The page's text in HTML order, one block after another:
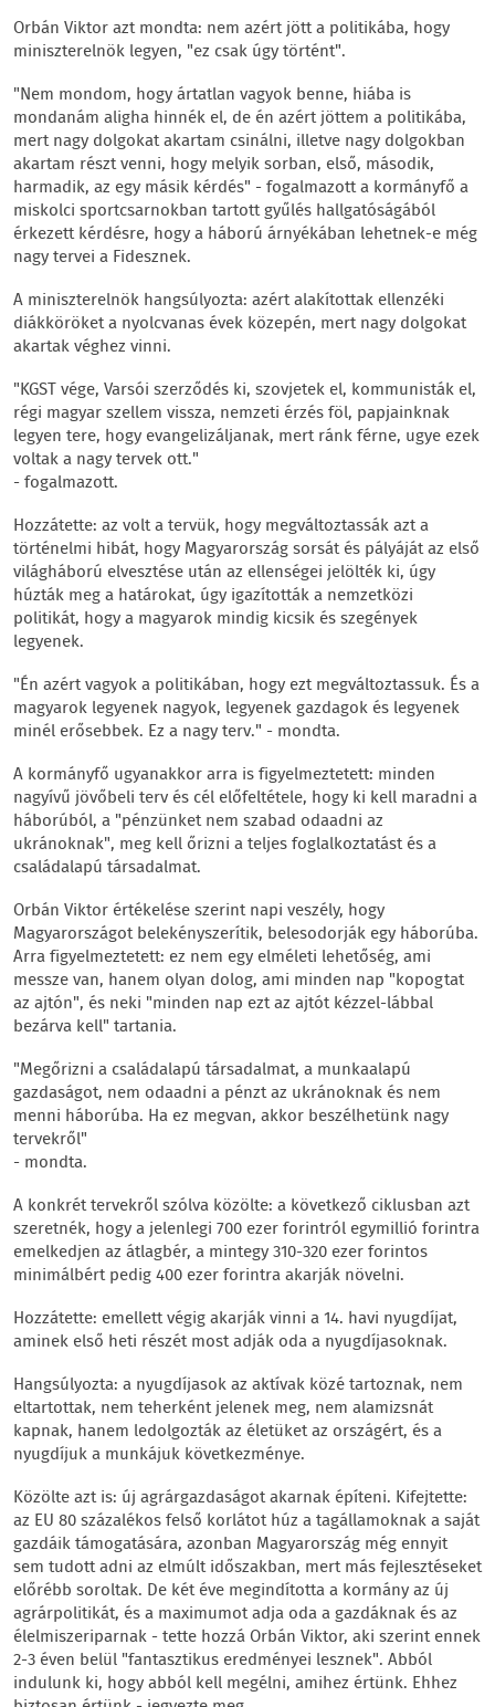
Orbán Viktor azt mondta: nem azért jött a politikába, hogy
miniszterelnök legyen, "ez csak úgy történt".
"Nem mondom, hogy ártatlan vagyok benne, hiába is
mondanám aligha hinnék el, de én azért jöttem a politikába,
mert nagy dolgokat akartam csinálni, illetve nagy dolgokban
akartam részt venni, hogy melyik sorban, első, második,
harmadik, az egy másik kérdés" - fogalmazott a kormányfő a
miskolci sportcsarnokban tartott gyűlés hallgatóságából
érkezett kérdésre, hogy a háború árnyékában lehetnek-e még
nagy tervei a Fidesznek.
A miniszterelnök hangsúlyozta: azért alakítottak ellenzéki
diákköröket a nyolcvanas évek közepén, mert nagy dolgokat
akartak véghez vinni.
"KGST vége, Varsói szerződés ki, szovjetek el, kommunisták el,
régi magyar szellem vissza, nemzeti érzés föl, papjainknak
legyen tere, hogy evangelizáljanak, mert ránk férne, ugye ezek
voltak a nagy tervek ott."
- fogalmazott.
Hozzátette: az volt a tervük, hogy megváltoztassák azt a
történelmi hibát, hogy Magyarország sorsát és pályáját az első
világháború elvesztése után az ellenségei jelölték ki, úgy
húzták meg a határokat, úgy igazították a nemzetközi
politikát, hogy a magyarok mindig kicsik és szegények
legyenek.
"Én azért vagyok a politikában, hogy ezt megváltoztassuk. És a
magyarok legyenek nagyok, legyenek gazdagok és legyenek
minél erősebbek. Ez a nagy terv." - mondta.
A kormányfő ugyanakkor arra is figyelmeztetett: minden
nagyívű jövőbeli terv és cél előfeltétele, hogy ki kell maradni a
háborúból, a "pénzünket nem szabad odaadni az
ukránoknak", meg kell őrizni a teljes foglalkoztatást és a
családalapú társadalmat.
Orbán Viktor értékelése szerint napi veszély, hogy
Magyarországot belekényszerítik, belesodorják egy háborúba.
Arra figyelmeztetett: ez nem egy elméleti lehetőség, ami
messze van, hanem olyan dolog, ami minden nap "kopogtat
az ajtón", és neki "minden nap ezt az ajtót kézzel-lábbal
bezárva kell" tartania.
"Megőrizni a családalapú társadalmat, a munkaalapú
gazdaságot, nem odaadni a pénzt az ukránoknak és nem
menni háborúba. Ha ez megvan, akkor beszélhetünk nagy
tervekről"
- mondta.
A konkrét tervekről szólva közölte: a következő ciklusban azt
szeretnék, hogy a jelenlegi 700 ezer forintról egymillió forintra
emelkedjen az átlagbér, a mintegy 310-320 ezer forintos
minimálbért pedig 400 ezer forintra akarják növelni.
Hozzátette: emellett végig akarják vinni a 14. havi nyugdíjat,
aminek első heti részét most adják oda a nyugdíjasoknak.
Hangsúlyozta: a nyugdíjasok az aktívak közé tartoznak, nem
eltartottak, nem teherként jelenek meg, nem alamizsnát
kapnak, hanem ledolgozták az életüket az országért, és a
nyugdíjuk a munkájuk következménye.
Közölte azt is: új agrárgazdaságot akarnak építeni. Kifejtette:
az EU 80 százalékos felső korlátot húz a tagállamoknak a saját
gazdáik támogatására, azonban Magyarország még ennyit
sem tudott adni az elmúlt időszakban, mert más fejlesztéseket
előrébb soroltak. De két éve megindította a kormány az új
agrárpolitikát, és a maximumot adja oda a gazdáknak és az
élelmiszeriparnak - tette hozzá Orbán Viktor, aki szerint ennek
2-3 éven belül "fantasztikus eredményei lesznek". Abból
indulunk ki, hogy abból kell megélni, amihez értünk. Ehhez